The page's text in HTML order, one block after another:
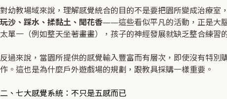
對幼教場域來說，理解感覺統合的目的不是要把園所變成治療室
玩沙、踩水、揉黏土、聞花香——這些看似平凡的活動，正是大
太單一（例如整天坐著畫畫），孩子的神經發展就缺乏整合練習
反過來說，當園所提供的感覺輸入豐富而有層次，即使沒有特
作。這也是為什麼戶外遊戲場的規劃，跟教具採購一樣重要。
二、七大感覺系統：不只是五感而已